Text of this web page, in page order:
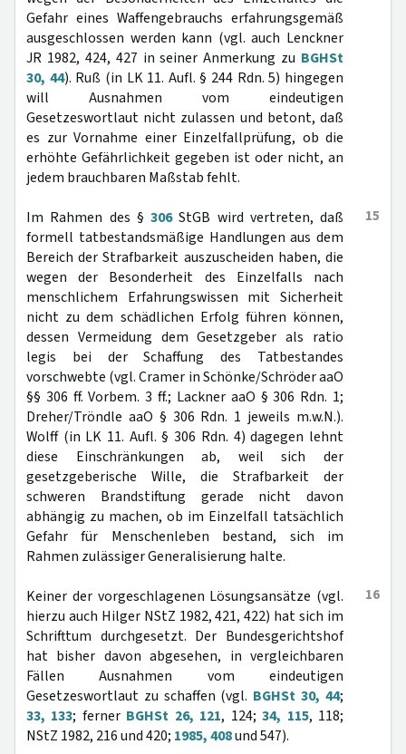
Gefahr eines Waffengebrauchs erfahrungsgemäß
ausgeschlossen werden kann (vgl. auch Lenckner
JR 1982, 424, 427 in seiner Anmerkung zu BGHSt
30, 44). Ruß (in LK 11. Aufl. § 244 Rdn. 5) hingegen
will Ausnahmen vom eindeutigen
Gesetzeswortlaut nicht zulassen und betont, daß
es zur Vornahme einer Einzelfallprüfung, ob die
erhöhte Gefährlichkeit gegeben ist oder nicht, an
jedem brauchbaren Maßstab fehlt.
15
Im Rahmen des § 306StGB wird vertreten, daß
formell tatbestandsmäßige Handlungen aus dem
Bereich der Strafbarkeit auszuscheiden haben, die
wegen der Besonderheit des Einzelfalls nach
menschlichem Erfahrungswissen mit Sicherheit
nicht zu dem schädlichen Erfolg führen können,
dessen Vermeidung dem Gesetzgeber als ratio
legis bei der Schaffung des Tatbestandes
vorschwebte (vgl. Cramer in Schönke/Schröder aaO
§§ 306 ff. Vorbem. 3 ff.; Lackner aaO § 306 Rdn. 1;
Dreher/Tröndle aaO § 306 Rdn. 1 jeweils m.w.N.).
Wolff (in LK 11. Aufl. § 306 Rdn. 4) dagegen lehnt
diese Einschränkungen ab, weil sich der
gesetzgeberische Wille, die Strafbarkeit der
schweren Brandstiftung gerade nicht davon
abhängig zu machen, ob im Einzelfall tatsächlich
Gefahr für Menschenleben bestand, sich im
Rahmen zulässiger Generalisierung halte.
16
Keiner der vorgeschlagenen Lösungsansätze (vgl.
hierzu auch Hilger NStZ 1982, 421, 422) hat sich im
Schrifttum durchgesetzt. Der Bundesgerichtshof
hat bisher davon abgesehen, in vergleichbaren
Fällen Ausnahmen vom eindeutigen
Gesetzeswortlaut zu schaffen (vgl. BGHSt 30, 44;
33, 133; ferner BGHSt 26, 121, 124;34, 115, 118;
NStZ 1982, 216 und 420; 1985, 408und 547).